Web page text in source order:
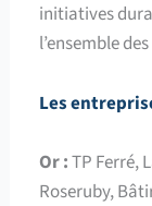
initiatives
l’ensemble
Les
Or :TP Ferré,
Roseruby,